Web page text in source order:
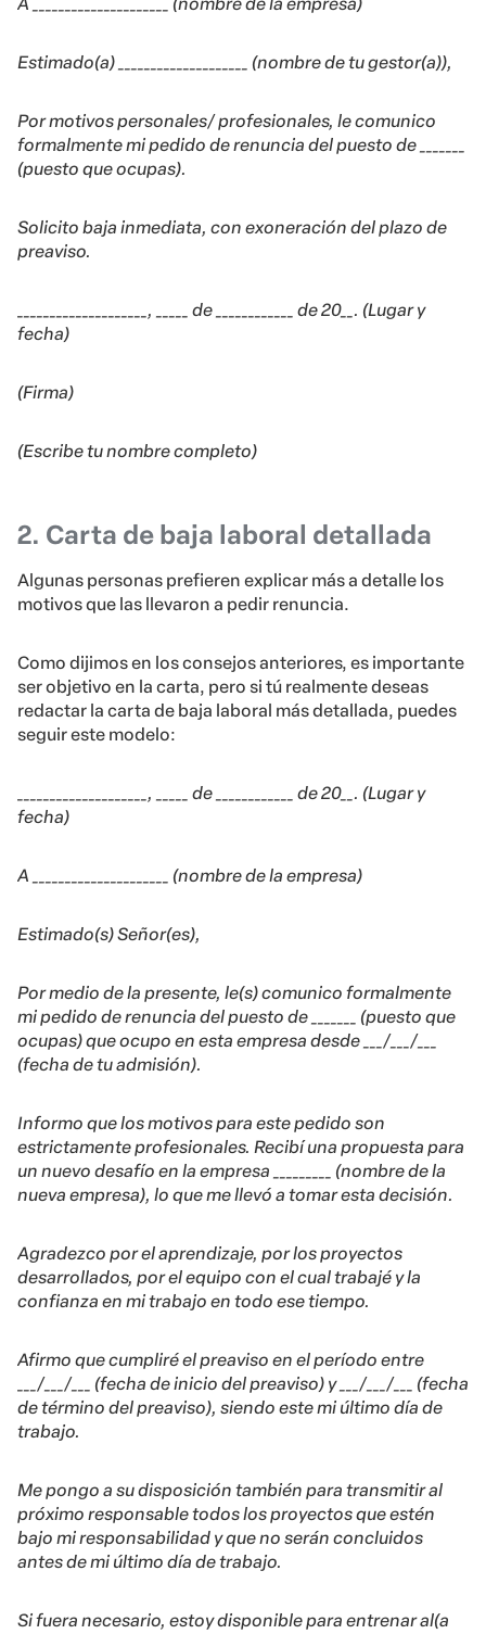
A _____________________ (nombre de la empresa)
Estimado(a) ____________________ (nombre de tu gestor(a)),
Por motivos personales/ profesionales, le comunico
formalmente mi pedido de renuncia del puesto de _______
(puesto que ocupas).
Solicito baja inmediata, con exoneración del plazo de
preaviso.
____________________, _____ de ____________ de 20__. (Lugar y
fecha)
(Firma)
(Escribe tu nombre completo)
2. Carta de baja laboral detallada
Algunas personas prefieren explicar más a detalle los
motivos que las llevaron a pedir renuncia.
Como dijimos en los consejos anteriores, es importante
ser objetivo en la carta, pero si tú realmente deseas
redactar la carta de baja laboral más detallada, puedes
seguir este modelo:
____________________, _____ de ____________ de 20__. (Lugar y
fecha)
A _____________________ (nombre de la empresa)
Estimado(s) Señor(es),
Por medio de la presente, le(s) comunico formalmente
mi pedido de renuncia del puesto de _______ (puesto que
ocupas) que ocupo en esta empresa desde ___/___/___
(fecha de tu admisión).
Informo que los motivos para este pedido son
estrictamente profesionales. Recibí una propuesta para
un nuevo desafío en la empresa _________ (nombre de la
nueva empresa), lo que me llevó a tomar esta decisión.
Agradezco por el aprendizaje, por los proyectos
desarrollados, por el equipo con el cual trabajé y la
confianza en mi trabajo en todo ese tiempo.
Afirmo que cumpliré el preaviso en el período entre
___/___/___ (fecha de inicio del preaviso) y ___/___/___ (fecha
de término del preaviso), siendo este mi último día de
trabajo.
Me pongo a su disposición también para transmitir al
próximo responsable todos los proyectos que estén
bajo mi responsabilidad y que no serán concluidos
antes de mi último día de trabajo.
Si fuera necesario, estoy disponible para entrenar al(a